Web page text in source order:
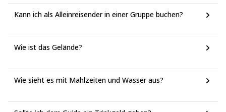
Kann ich als Alleinreisender in einer Gruppe buchen?
Wie ist das Gelände?
Wie sieht es mit Mahlzeiten und Wasser aus?